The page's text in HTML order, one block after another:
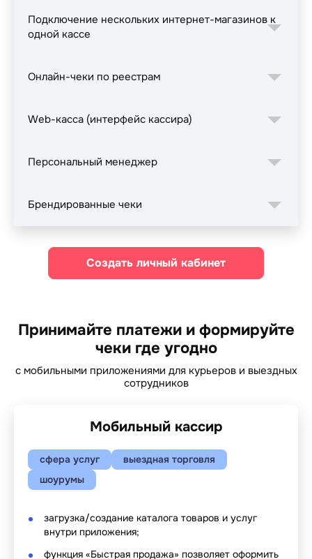
Подключение нескольких интернет-магазинов к
одной кассе
Онлайн-чеки по реестрам
Web-касса (интерфейс кассира)
Персональный менеджер
Брендированные чеки
Создать личный кабинет
Принимайте платежи и формируйте
чеки где угодно
с мобильными приложениями для курьеров и выездных
сотрудников
Мобильный кассир
сфера услуг
выездная торговля
шоурумы
загрузка/создание каталога товаров и услуг
внутри приложения;
функция «Быстрая продажа» позволяет оформить